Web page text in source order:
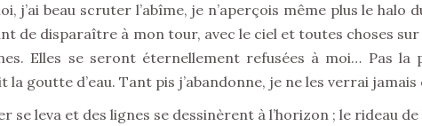
j’ai beau scruter l’abîme, je n’aperçois même plus le halo
de disparaître à mon tour, avec le ciel et toutes choses
Elles se seront éternellement refusées à moi… Pas
la goutte d’eau. Tant pis j’abandonne, je ne les verrai
se leva et des lignes se dessinèrent à l’horizon ; le rideau